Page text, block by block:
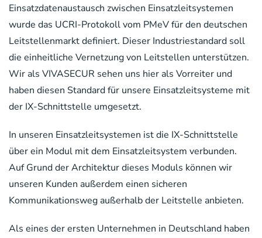
Einsatzdatenaustausch zwischen Einsatzleitsystemen
wurde das UCRI-Protokoll vom PMeV für den deutschen
Leitstellenmarkt definiert. Dieser Industriestandard soll
die einheitliche Vernetzung von Leitstellen unterstützen.
Wir als VIVASECUR sehen uns hier als Vorreiter und
haben diesen Standard für unsere Einsatzleitsysteme mit
der IX-Schnittstelle umgesetzt.
In unseren Einsatzleitsystemen ist die IX-Schnittstelle
über ein Modul mit dem Einsatzleitsystem verbunden.
Auf Grund der Architektur dieses Moduls können wir
unseren Kunden außerdem einen sicheren
Kommunikationsweg außerhalb der Leitstelle anbieten.
Als eines der ersten Unternehmen in Deutschland haben